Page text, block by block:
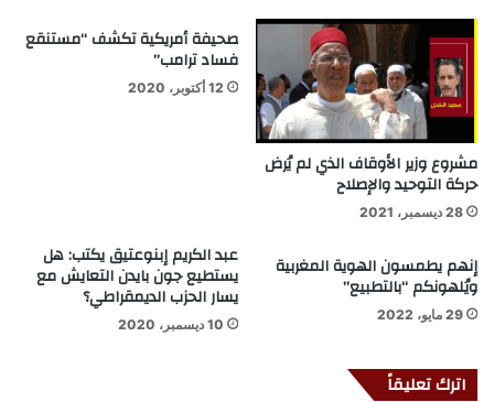
مشروع وزير الأوقاف الذي لم يُرض
حركة التوحيد والإصلاح
28 ديسمبر، 2021
صحيفة أمريكية تكشف “مستنقع
فساد ترامب”
12 أكتوبر، 2020
إنهم يطمسون الهوية المغربية
ويُلهونكم “بالتطبيع”
29 مايو، 2022
عبد الكريم إبنوعتيق يكتب: هل
يستطيع جون بايدن التعايش مع
يسار الحزب الديمقراطي؟
10 ديسمبر، 2020
اترك تعليقاً